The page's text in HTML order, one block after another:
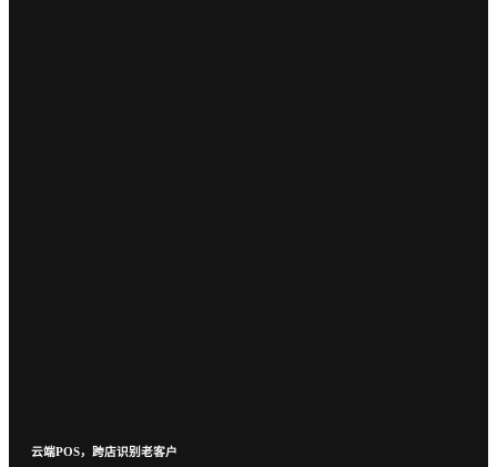
云端POS，跨店识别老客户